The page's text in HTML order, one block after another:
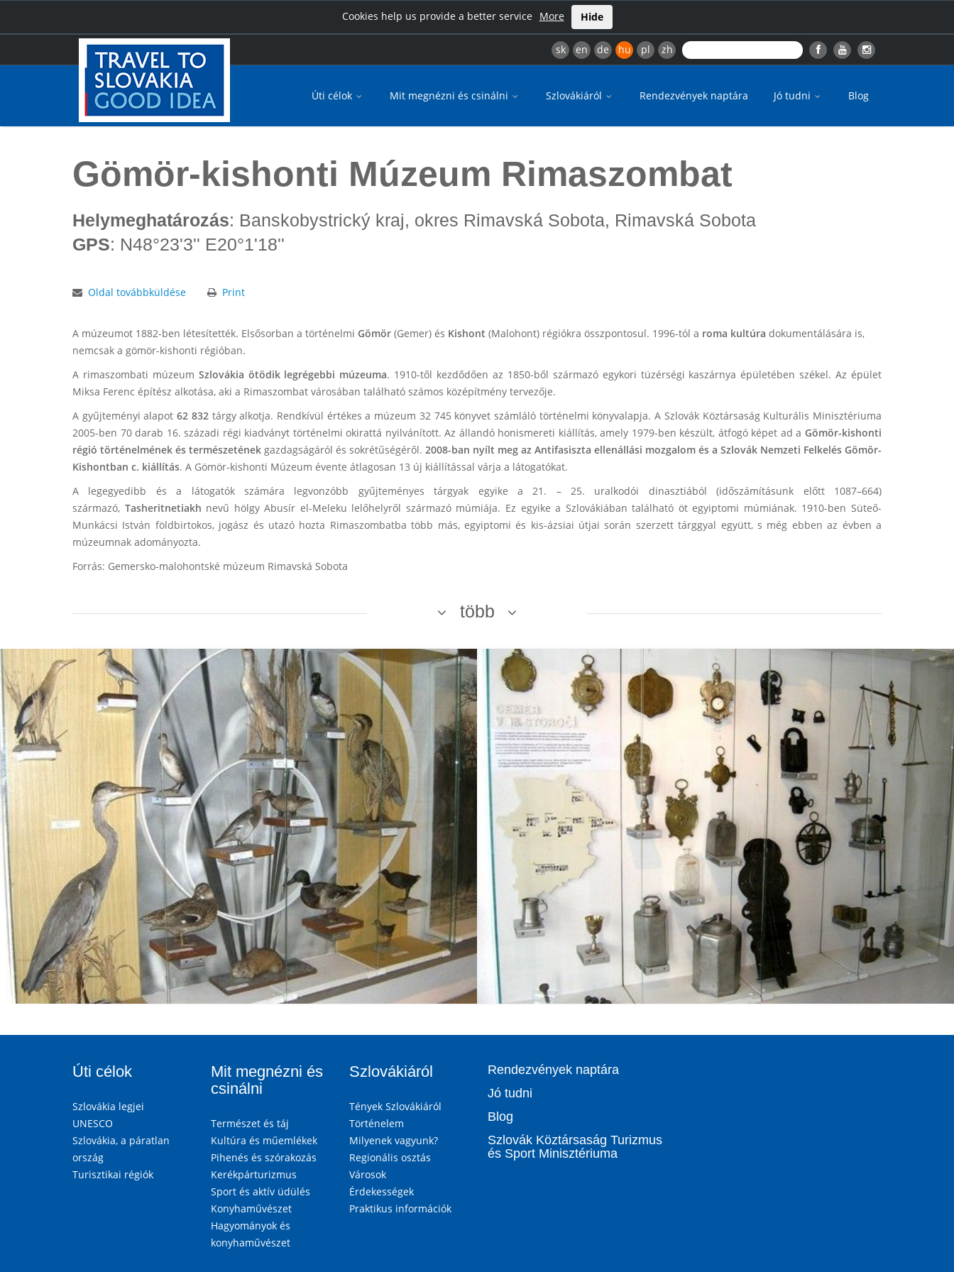
Cookies help us provide a better service More Hide
sk en de hu pl zh
Úti célok Mit megnézni és csinálni Szlovákiáról Rendezvények naptára Jó tudni Blog
Főoldal Gömör-kishonti Múzeum Rimaszombat
Gömör-kishonti Múzeum Rimaszombat
Helymeghatározás: Banskobystrický kraj, okres Rimavská Sobota, Rimavská Sobota
GPS: N48°23'3'' E20°1'18''
Oldal továbbküldése Print
A múzeumot 1882-ben létesítették. Elsősorban a történelmi Gömör (Gemer) és Kishont (Malohont) régiókra összpontosul. 1996-tól a roma kultúra dokumentálására is,
nemcsak a gömör-kishonti régióban.
A rimaszombati múzeum Szlovákia ötödik legrégebbi múzeuma. 1910-től kezdődően az 1850-ből származó egykori tüzérségi kaszárnya épületében székel. Az épület
Miksa Ferenc építész alkotása, aki a Rimaszombat városában található számos középítmény tervezője.
A gyűjteményi alapot62 832tárgy alkotja. Rendkívül értékes a múzeum 32 745 könyvet számláló történelmi könyvalapja. A Szlovák Köztársaság Kulturális Minisztériuma
2005-ben 70 darab 16. századi régi kiadványt történelmi okirattá nyilvánított. Az állandó honismereti kiállítás, amely 1979-ben készült, átfogó képet ad a Gömör-kishonti
régió történelmének és természetének gazdagságáról és sokrétűségéről. 2008-ban nyílt meg az Antifasiszta ellenállási mozgalom és a Szlovák Nemzeti Felkelés Gömör-
Kishontban c. kiállítás. A Gömör-kishonti Múzeum évente átlagosan 13 új kiállítással várja a látogatókat.
A legegyedibb és a látogatók számára legvonzóbb gyűjteményes tárgyak egyike a 21. – 25. uralkodói dinasztiából (időszámításunk előtt 1087–664)
származó, Tasheritnetiakh nevű hölgy Abusír el-Meleku lelőhelyről származó múmiája. Ez egyike a Szlovákiában található öt egyiptomi múmiának. 1910-ben Süteő-
Munkácsi István földbirtokos, jogász és utazó hozta Rimaszombatba több más, egyiptomi és kis-ázsiai útjai során szerzett tárggyal együtt, s még ebben az évben a
múzeumnak adományozta.
Forrás: Gemersko-malohontské múzeum Rimavská Sobota
több
Úti célok
Szlovákia legjei
UNESCO
Szlovákia, a páratlan
ország
Turisztikai régiók
Mit megnézni és
csinálni
Természet és táj
Kultúra és műemlékek
Pihenés és szórakozás
Kerékpárturizmus
Sport és aktív üdülés
Konyhaművészet
Hagyományok és
konyhaművészet
Szlovákiáról
Tények Szlovákiáról
Történelem
Milyenek vagyunk?
Regionális osztás
Városok
Érdekességek
Praktikus információk
Rendezvények naptára
Jó tudni
Blog
Szlovák Köztársaság Turizmus
és Sport Minisztériuma